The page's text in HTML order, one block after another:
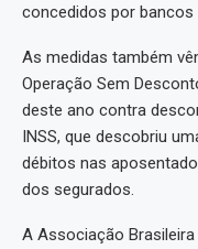
concedidos por bancos
As medidas também
Operação Sem
deste ano contra
INSS, que descobriu
débitos nas
dos segurados.
A Associação